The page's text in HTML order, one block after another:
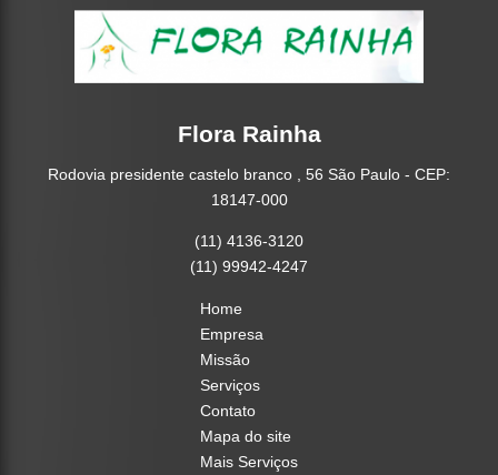
Flora Rainha
Rodovia presidente castelo branco , 56 São Paulo - CEP:
18147-000
(11) 4136-3120
(11) 99942-4247
Home
Empresa
Missão
Serviços
Contato
Mapa do site
Mais Serviços